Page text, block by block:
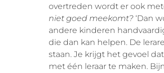
overtreden wordt er ook
niet goed meekomt?‘Dan
andere kinderen
die dan kan helpen. De
staan. Je krijgt het gevoel
met één leraar te maken.